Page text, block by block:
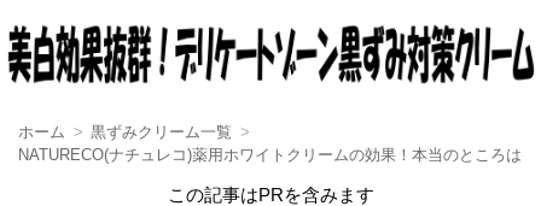
ホーム
黒ずみクリーム一覧
NATURECO(ナチュレコ)薬用ホワイトクリームの効果！本当のところは
この記事はPRを含みます